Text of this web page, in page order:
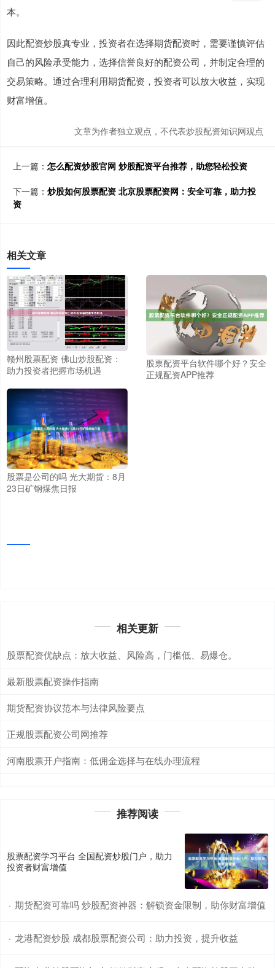
本。
因此配资炒股真专业，投资者在选择期货配资时，需要谨慎评估
自己的风险承受能力，选择信誉良好的配资公司，并制定合理的
交易策略。通过合理利用期货配资，投资者可以放大收益，实现
财富增值。
文章为作者独立观点，不代表炒股配资知识网观点
上一篇： 怎么配资炒股官网 炒股配资平台推荐，助您轻松投资
下一篇： 炒股如何股票配资 北京股票配资网：安全可靠，助力投
资
相关文章
赣州股票配资 佛山炒股配资：
助力投资者把握市场机遇
股票配资平台软件哪个好？安全
正规配资APP推荐
股票是公司的吗 光大期货：8月
23日矿钢煤焦日报
相关更新
股票配资优缺点：放大收益、风险高，门槛低、易爆仓。
最新股票配资操作指南
期货配资协议范本与法律风险要点
正规股票配资公司网推荐
河南股票开户指南：低佣金选择与在线办理流程
推荐阅读
股票配资学习平台 全国配资炒股门户，助力
投资者财富增值
· 期货配资可靠吗 炒股配资神器：解锁资金限制，助你财富增值
· 龙港配资炒股 成都股票配资公司：助力投资，提升收益